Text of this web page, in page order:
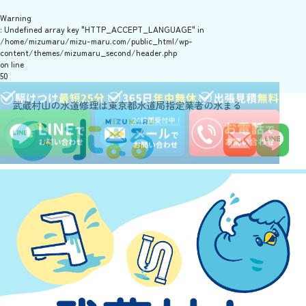
Warning
: Undefined array key "HTTP_ACCEPT_LANGUAGE" in
/home/mizumaru/mizu-maru.com/public_html/wp-
content/themes/mizumaru_second/header.php
on line
50
武蔵村山の水道修理は東京都水道局指定業者の水まる